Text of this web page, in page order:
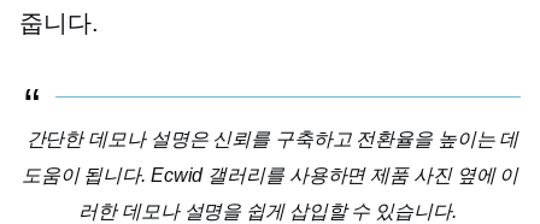
줍니다.
간단한 데모나 설명은 신뢰를 구축하고 전환율을 높이는 데
도움이 됩니다. Ecwid 갤러리를 사용하면 제품 사진 옆에 이
러한 데모나 설명을 쉽게 삽입할 수 있습니다.